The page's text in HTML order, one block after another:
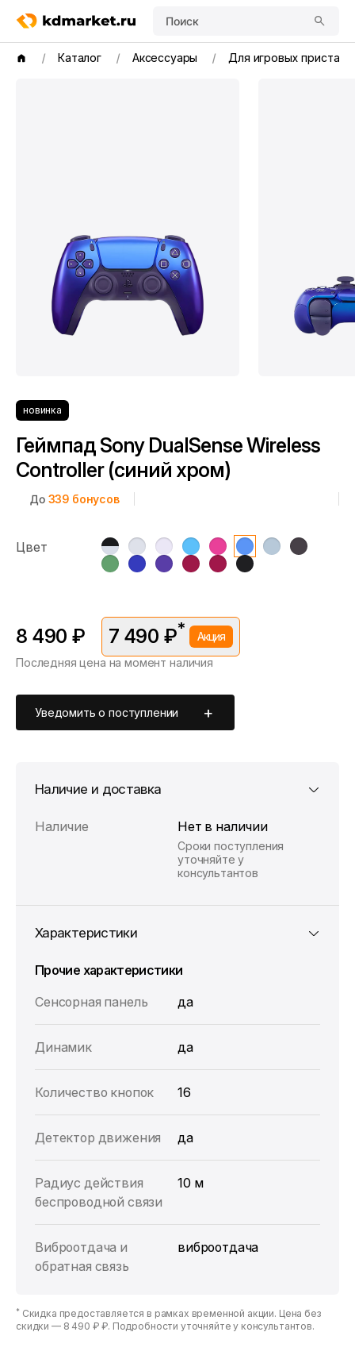
Поиск
Каталог Аксессуары Для игровых
новинка
Геймпад Sony DualSense Wireless
Controller (синий хром)
До 339 бонусов
Цвет
8 490 ₽ 7 490 ₽* Акция
*Скидка предоставляется в рамках временной акции.
Последняя цена на момент наличия
Уведомить о поступлении
Наличие и доставка
Наличие Нет в наличии
Сроки поступления
уточняйте у
консультантов
Характеристики
Прочие характеристики
Cенсорная панель
да
Динамик да
Количество кнопок 16
Детектор движения да
Радиус действия
беспроводной связи
10 м
Виброотдача и
обратная связь
виброотдача
* Скидка предоставляется в рамках временной акции. Цена без
скидки — 8 490 ₽ ₽. Подробности уточняйте у консультантов.